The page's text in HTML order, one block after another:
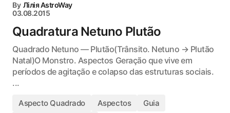
By Лілія AstroWay
03.08.2015
Quadratura Netuno Plutão
Quadrado Netuno — Plutão(Trânsito. Netuno → Plutão
Natal)O Monstro. Aspectos Geração que vive em
períodos de agitação e colapso das estruturas sociais.
...
Aspecto Quadrado Aspectos Guia